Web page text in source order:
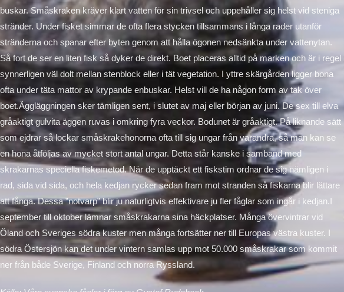
buskar. Småskraken kräver klart vatten för sin trivsel och uppehåller sig helst vid steniga
stränder. Under fisket simmar de ofta flera stycken tillsammans i långa rader utanför
stränderna och spanar efter byten genom att hålla ögonen nedsänkta under vattenytan.
Så fort de ser en liten fisk så dyker de direkt. Boet placeras alltid på marken och är i regel
synnerligen väl dolt mellan stenblock eller i tät vegetation. I yttre skärgården ligger bona
ofta under täta mattor av krypande enbuskar. Helst vill de ha någon form av tak över
boet.Äggläggningen sker tämligen sent, i slutet av maj eller början av juni. De sex till elva
gråaktigt gulvita äggen ruvas i omkring fyra veckor. Bodunet är gråaktigt. På liknande sätt
som ejdrar så lockar småskrakehonorna ofta till sig ungar från varandra, så man kan se
en hona åtföljas av mycket stort antal ungar. Detta står kanske i samband med
skrakarnas speciella fiskemetod. När de upptäckt ett fiskstim ordnar de sig nämligen i
rad, sida vid sida, och hela kedjan rycker sedan fram mot stranden så fiskarna blir lättare
att fånga. Dessa ”notvarp” blir ju naturligtvis effektivare ju fler fåglar som ingår i kedjan.I
september till oktober lämnar småskrakarna sina häckplatser. Många övervintrar vid
Öland och Sveriges södra kuster men många fortsätter ner till Europas västra kuster. I
södra Östersjön kan det under vintern samlas upp mot 50.000 småskrakar som kommit
ner från både Sverige, Finland och norra Ryssland.